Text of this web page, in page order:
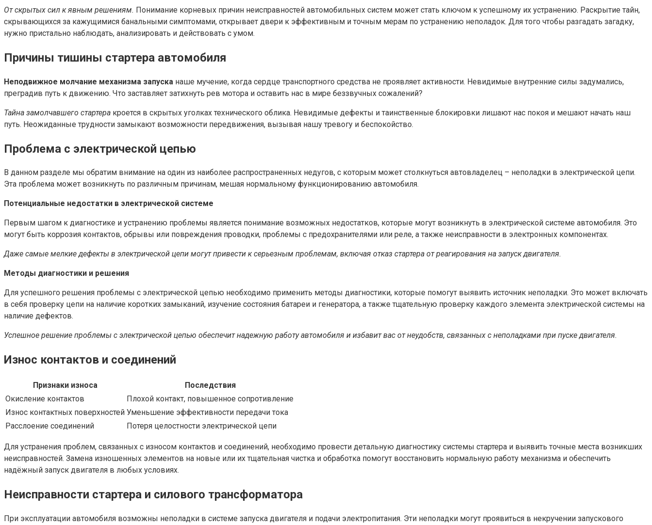
От скрытых сил к явным решениям. Понимание корневых причин неисправностей автомобильных систем может стать ключом к успешному их устранению. Раскрытие тайн,
скрывающихся за кажущимися банальными симптомами, открывает двери к эффективным и точным мерам по устранению неполадок. Для того чтобы разгадать загадку,
нужно пристально наблюдать, анализировать и действовать с умом.
Причины тишины стартера автомобиля
Неподвижное молчание механизма запуска наше мучение, когда сердце транспортного средства не проявляет активности. Невидимые внутренние силы задумались,
преградив путь к движению. Что заставляет затихнуть рев мотора и оставить нас в мире беззвучных сожалений?
Тайна замолчавшего стартера кроется в скрытых уголках технического облика. Невидимые дефекты и таинственные блокировки лишают нас покоя и мешают начать наш
путь. Неожиданные трудности замыкают возможности передвижения, вызывая нашу тревогу и беспокойство.
Проблема с электрической цепью
В данном разделе мы обратим внимание на один из наиболее распространенных недугов, с которым может столкнуться автовладелец – неполадки в электрической цепи.
Эта проблема может возникнуть по различным причинам, мешая нормальному функционированию автомобиля.
Потенциальные недостатки в электрической системе
Первым шагом к диагностике и устранению проблемы является понимание возможных недостатков, которые могут возникнуть в электрической системе автомобиля. Это
могут быть коррозия контактов, обрывы или повреждения проводки, проблемы с предохранителями или реле, а также неисправности в электронных компонентах.
Даже самые мелкие дефекты в электрической цепи могут привести к серьезным проблемам, включая отказ стартера от реагирования на запуск двигателя.
Методы диагностики и решения
Для успешного решения проблемы с электрической цепью необходимо применить методы диагностики, которые помогут выявить источник неполадки. Это может включать
в себя проверку цепи на наличие коротких замыканий, изучение состояния батареи и генератора, а также тщательную проверку каждого элемента электрической системы на
наличие дефектов.
Успешное решение проблемы с электрической цепью обеспечит надежную работу автомобиля и избавит вас от неудобств, связанных с неполадками при пуске двигателя.
Износ контактов и соединений
Признаки износа
Последствия
Окисление контактов
Плохой контакт, повышенное сопротивление
Износ контактных поверхностей Уменьшение эффективности передачи тока
Расслоение соединений
Потеря целостности электрической цепи
Для устранения проблем, связанных с износом контактов и соединений, необходимо провести детальную диагностику системы стартера и выявить точные места возникших
неисправностей. Замена изношенных элементов на новые или их тщательная чистка и обработка помогут восстановить нормальную работу механизма и обеспечить
надёжный запуск двигателя в любых условиях.
Неисправности стартера и силового трансформатора
При эксплуатации автомобиля возможны неполадки в системе запуска двигателя и подачи электропитания. Эти неполадки могут проявиться в некручении запускового